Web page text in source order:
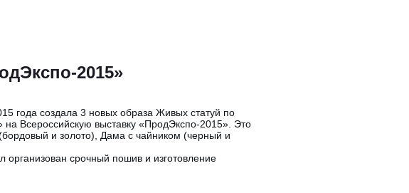
2015»
года создала 3 новых образа Живых статуй по
Всероссийскую выставку «ПродЭкспо-2015». Это
и золото), Дама с чайником (черный и
срочный пошив и изготовление